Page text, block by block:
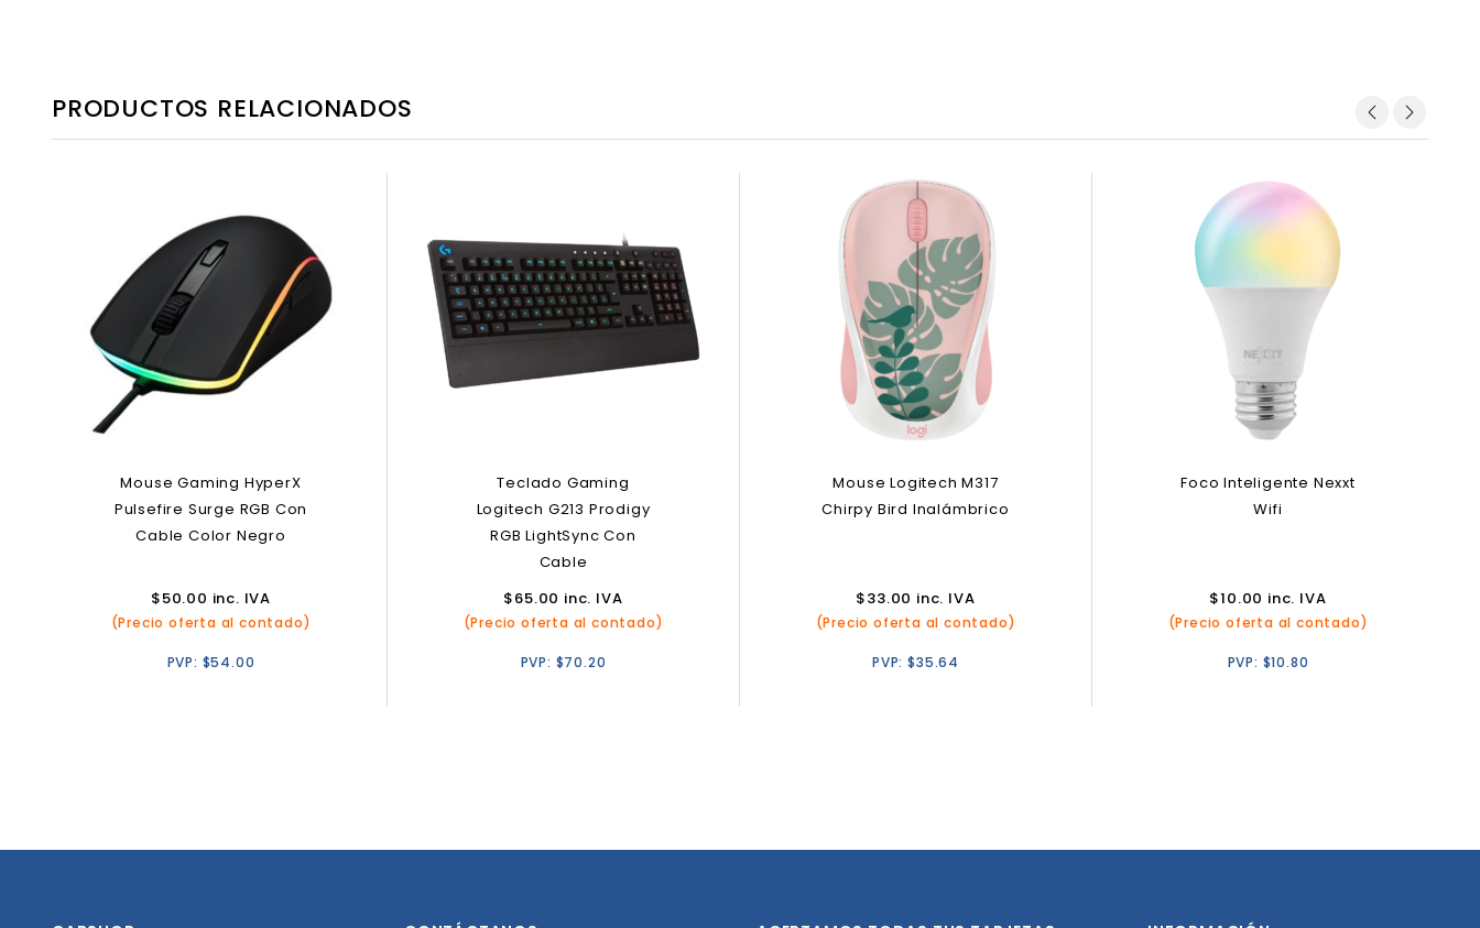
PRODUCTOS RELACIONADOS
Mouse Gaming HyperX
Pulsefire Surge RGB Con
Cable Color Negro
$50.00 inc. IVA
(Precio oferta al contado)
PVP: $54.00
Teclado Gaming
Logitech G213 Prodigy
RGB LightSync Con
Cable
$65.00 inc. IVA
(Precio oferta al contado)
PVP: $70.20
Mouse Logitech M317
Chirpy Bird Inalámbrico
$33.00 inc. IVA
(Precio oferta al contado)
PVP:$35.64
Foco Inteligente Nexxt
Wifi
$10.00 inc. IVA
(Precio oferta al contado)
PVP: $10.80